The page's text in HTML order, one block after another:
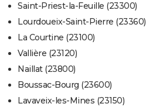
Saint-Priest-la-Feuille (23300)
Lourdoueix-Saint-Pierre (23360)
La Courtine (23100)
Vallière (23120)
Naillat (23800)
Boussac-Bourg (23600)
Lavaveix-les-Mines (23150)